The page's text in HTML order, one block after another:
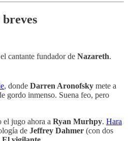
cantante fundador de Nazareth.
, donde Darren Aronofsky mete a
gordo inmenso. Suena feo, pero
el jugo ahora a Ryan Murhpy. Hara
de Jeffrey Dahmer (con dos